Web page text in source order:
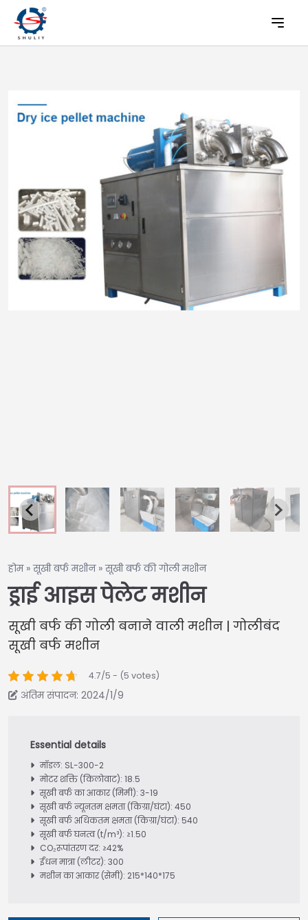
होम»सूखी बर्फ मशीन»सूखी बर्फ की गोली मशीन
ड्राई आइस पेलेट मशीन
सूखी बर्फ की गोली बनाने वाली मशीन | गोलीबंद
सूखी बर्फ मशीन
4.7/5 - (5 votes)
अंतिम संपादन: 2024/1/9
मॉडल: SL-300-2
मोटर शक्ति (किलोवाट): 18.5
सूखी बर्फ का आकार (मिमी): 3-19
सूखी बर्फ न्यूनतम क्षमता (किग्रा/घंटा): 450
सूखी बर्फ अधिकतम क्षमता (किग्रा/घंटा): 540
सूखी बर्फ घनत्व (t/m³): ≥1.50
CO₂रूपांतरण दर: ≥42%
ईंधन मात्रा (लीटर): 300
मशीन का आकार (सेमी): 215*140*175